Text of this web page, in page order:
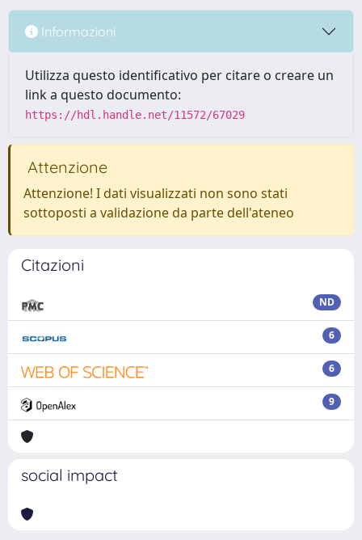
Informazioni
Utilizza questo identificativo per citare o creare un
link a questo documento:
https://hdl.handle.net/11572/67029
Attenzione
Attenzione! I dati visualizzati non sono stati
sottoposti a validazione da parte dell'ateneo
Citazioni
ND
6
6
9
social impact